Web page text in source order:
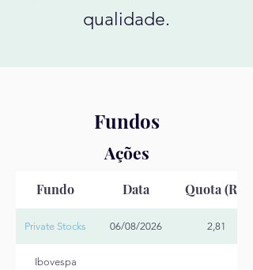
qualidade.
Fundos
Ações
Fundo Data Quota (R$)
Private Stocks 06/08/2026 2,81
Ibovespa